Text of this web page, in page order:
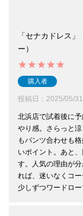
「セナカドレス
ー）
購入者
投稿日 2025/05/31
北浜店で試着後に
やり感。さらっと
もパンツ合わせも
いポイント。あと
す。人気の理由が
れば、迷いなくコ
少しずつワードロ